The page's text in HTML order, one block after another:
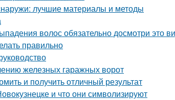
лучшие материалы и методы
волос обязательно досмотри это
правильно
железных гаражных ворот
и получить отличный результат
и что они символизируют